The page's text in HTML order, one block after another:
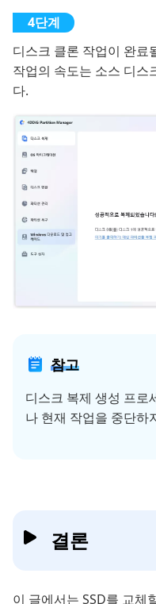
디스크 클론 작업이 완료
작업의 속도는 소스 디스
다.
참고
디스크 복제 생성 프로
나 현재 작업을 중단하
결론
이 글에서는 SSD를 교체